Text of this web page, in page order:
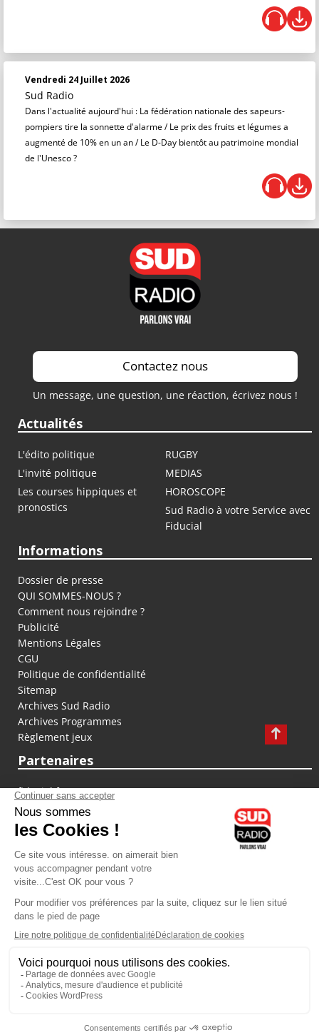
Vendredi 24 Juillet 2026
Sud Radio
Dans l'actualité aujourd'hui : La fédération nationale des sapeurs-
pompiers tire la sonnette d'alarme / Le prix des fruits et légumes a
augmenté de 10% en un an / Le D-Day bientôt au patrimoine mondial
de l'Unesco ?
Contactez nous
Un message, une question, une réaction, écrivez nous !
Actualités
L'édito politique
RUGBY
L'invité politique
MEDIAS
Les courses hippiques et
pronostics
HOROSCOPE
Sud Radio à votre Service avec
Fiducial
Informations
Dossier de presse
QUI SOMMES-NOUS ?
Comment nous rejoindre ?
Publicité
Mentions Légales
CGU
Politique de confidentialité
Sitemap
Archives Sud Radio
Archives Programmes
Règlement jeux
Partenaires
fiducial.fr
lyoncapitale.fr
olympique-et-lyonnais.com
L'application Iphone / Android
Téléchargez l'application
Les cookies
Gestion des cookies
Crédit photos : ©Sud Radio / Pierre Olivier